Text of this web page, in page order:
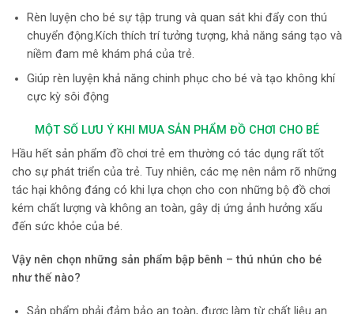
Rèn luyện cho bé sự tập trung và quan sát khi đẩy con thú
chuyển động.Kích thích trí tưởng tượng, khả năng sáng tạo và
niềm đam mê khám phá của trẻ.
Giúp rèn luyện khả năng chinh phục cho bé và tạo không khí
cực kỳ sôi động
MỘT SỐ LƯU Ý KHI MUA SẢN PHẨM ĐỒ CHƠI CHO BÉ
Hầu hết sản phẩm đồ chơi trẻ em thường có tác dụng rất tốt
cho sự phát triển của trẻ. Tuy nhiên, các mẹ nên nắm rõ những
tác hại không đáng có khi lựa chọn cho con những bộ đồ chơi
kém chất lượng và không an toàn, gây dị ứng ảnh hưởng xấu
đến sức khỏe của bé.
Vậy nên chọn những sản phẩm bập bênh – thú nhún cho bé
như thế nào?
Sản phẩm phải đảm bảo an toàn, được làm từ chất liệu an